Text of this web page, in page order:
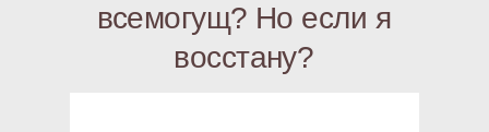
всемогущ? Но если я
восстану?